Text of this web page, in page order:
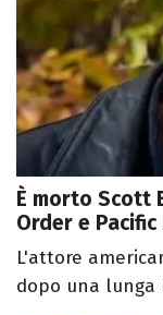
È morto Scott
Order e
L'attore
dopo una